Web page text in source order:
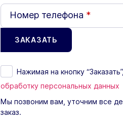
Номер телефона *
Нажимая на кнопку
обработку персональных данных
Мы позвоним вам, уточним все
заказ.